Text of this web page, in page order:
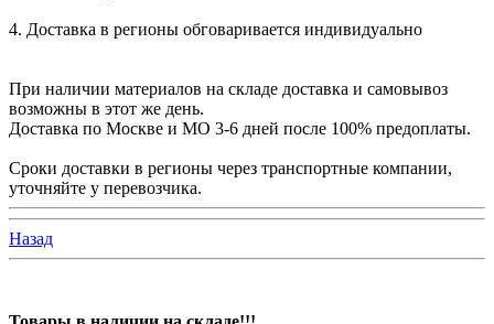
4. Доставка в регионы обговаривается индивидуально
При наличии материалов на складе доставка и самовывоз
возможны в этот же день.
Доставка по Москве и МО 3-6 дней после 100% предоплаты.
Сроки доставки в регионы через транспортные компании,
уточняйте у перевозчика.
Назад